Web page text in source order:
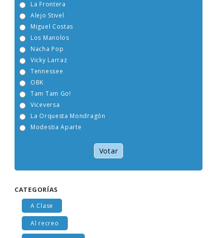
La Frontera
Alejo Stivel
Miguel Costas
Los Manolos
Nacha Pop
Vicky Larraz
Tennessee
OBK
Tam Tam Go!
Viceversa
La Orquesta Mondragón
Modestia Aparte
Votar
CATEGORÍAS
A Clase
Al recreo